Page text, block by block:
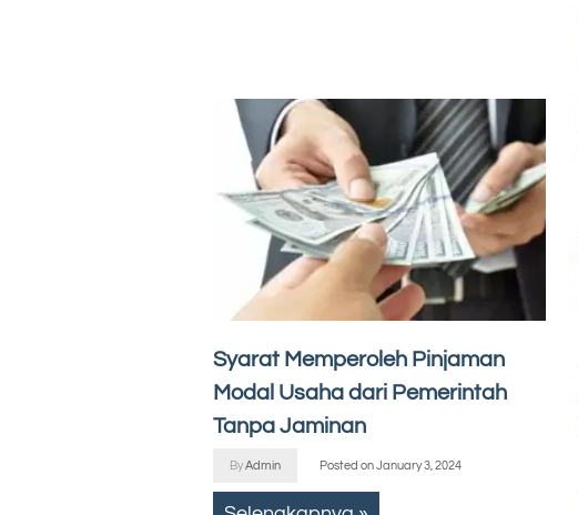
Syarat Memperoleh Pinjaman
Modal Usaha dari Pemerintah
Tanpa Jaminan
ByAdmin Posted onJanuary 3, 2024